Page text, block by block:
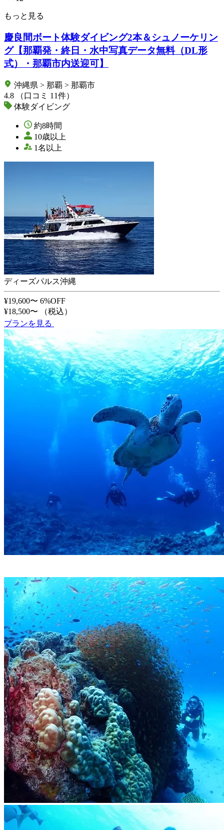
もっと見る
慶良間ボート体験ダイビング2本＆シュノーケリン
グ【那覇発・終日・水中写真データ無料（DL形
式）・那覇市内送迎可】
沖縄県 > 那覇 > 那覇市
4.8
（口コミ 11件）
体験ダイビング
約8時間
10歳以上
1名以上
ディーズパルス沖縄
¥19,600〜 6%OFF
¥18,500〜
（税込）
プランを見る